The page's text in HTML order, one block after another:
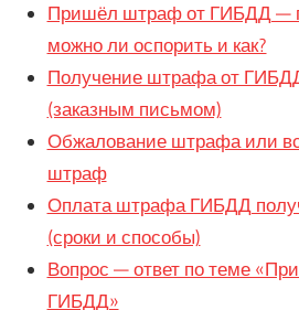
Пришёл штраф от ГИБДД —
можно ли оспорить и как?
Получение штрафа от
(заказным письмом)
Обжалование штрафа или
штраф
Оплата штрафа ГИБДД
(сроки и способы)
Вопрос — ответ по теме
ГИБДД»